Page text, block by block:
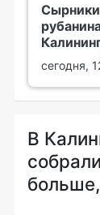
сегодня,
В